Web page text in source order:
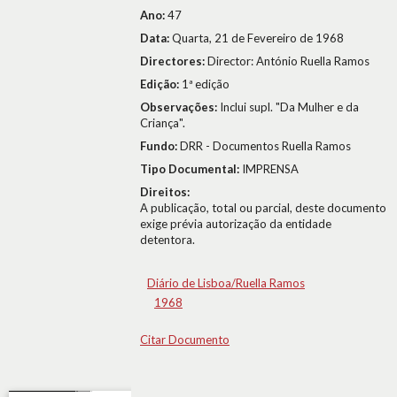
Ano:47
Data:Quarta, 21 de Fevereiro de 1968
Directores:Director: António Ruella Ramos
Edição: 1ª edição
Observações: Inclui supl. "Da Mulher e da
Criança".
Fundo:DRR - Documentos Ruella Ramos
Tipo Documental: IMPRENSA
Direitos:
A publicação, total ou parcial, deste documento
exige prévia autorização da entidade
detentora.
Diário de Lisboa/Ruella Ramos
1968
Citar Documento